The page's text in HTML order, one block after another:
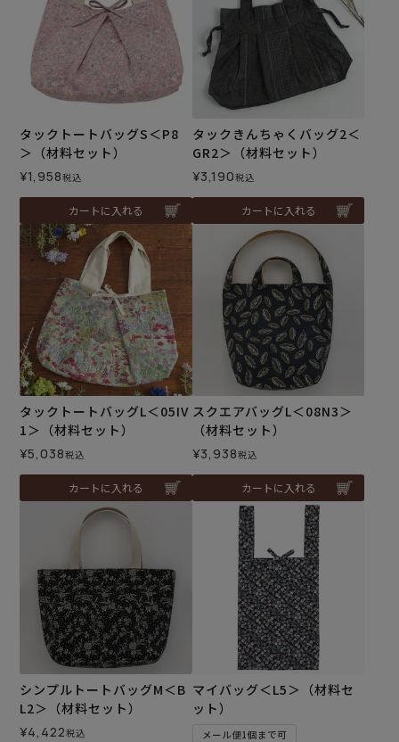
タックトートバッグS＜P8
＞（材料セット）
¥1,958税込
カートに入れる
タックきんちゃくバッグ2＜
GR2＞（材料セット）
¥3,190税込
カートに入れる
タックトートバッグL＜05IV
1＞（材料セット）
¥5,038税込
カートに入れる
スクエアバッグL＜08N3＞
（材料セット）
¥3,938税込
カートに入れる
シンプルトートバッグM＜B
L2＞（材料セット）
¥4,422税込
マイバッグ＜L5＞（材料セ
ット）
メール便1個まで可